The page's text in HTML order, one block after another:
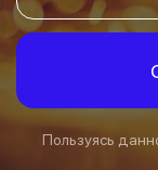
Пользуясь